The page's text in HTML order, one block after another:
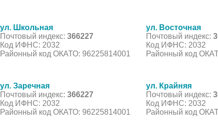
ул. Школьная
Почтовый индекс: 366227
Код ИФНС: 2032
Районный код ОКАТО: 96225814001
ул. Восточная
Почтовый индекс:
Код ИФНС: 2032
Районный код
ул. Заречная
Почтовый индекс: 366227
Код ИФНС: 2032
Районный код ОКАТО: 96225814001
ул. Крайняя
Почтовый индекс:
Код ИФНС: 2032
Районный код